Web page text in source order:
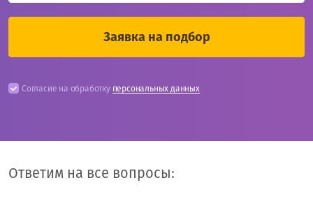
Согласие на обработку персональных данных
Ответим на все вопросы: